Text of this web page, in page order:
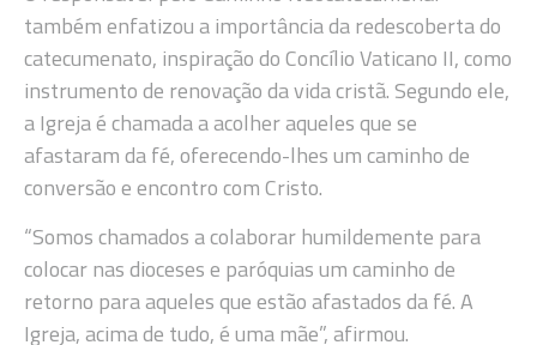
também enfatizou a importância da redescoberta do
catecumenato, inspiração do Concílio Vaticano II, como
instrumento de renovação da vida cristã. Segundo ele,
a Igreja é chamada a acolher aqueles que se
afastaram da fé, oferecendo-lhes um caminho de
conversão e encontro com Cristo.
“Somos chamados a colaborar humildemente para
colocar nas dioceses e paróquias um caminho de
retorno para aqueles que estão afastados da fé. A
Igreja, acima de tudo, é uma mãe”, afirmou.